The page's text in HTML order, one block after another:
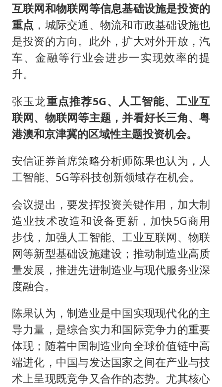
互联网和物联网等信息基础设施是投资的
重点 ，城际交通、物流和市政基础设施也
是投资的方向。此外，扩大对外开放，汽
车、金融等行业会进步一实现效率的提
升。
张玉龙重点推荐5G、人工智能、工业互
联网、物联网等主题，并看好长三角、粤
港澳和京津冀的区域性主题投资机会。
安信证券首席策略分析师陈果也认为，人
工智能、5G等科技创新领域存在机会。
会议提出，要发挥投资关键作用，加大制
造业技术改造和设备更新，加快5G商用
步伐，加强人工智能、工业互联网、物联
网等新型基础设施建设；推动制造业高质
量发展，推进先进制造业与现代服务业深
度融合。
陈果认为，制造业是中国实现现代化的主
导力量，是综合实力和国际竞争力的重要
体现；随着中国制造业向全球价值链中高
端进化，中国与发达国家之间在产业与技
术上呈现既竞争又合作的态势。尤其核心